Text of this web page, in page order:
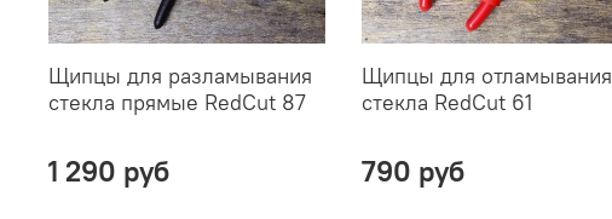
Щипцы для разламывания
стекла прямые RedCut 87
1 290 руб
Щипцы для отламывания
стекла RedCut 61
790 руб